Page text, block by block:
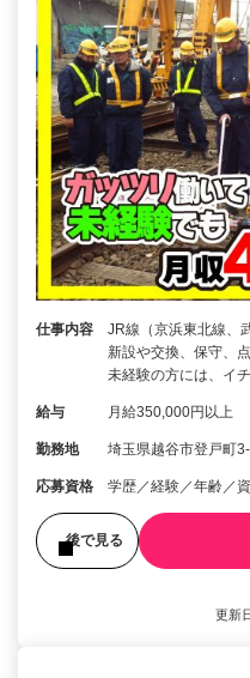
仕事内容
JR線（京浜東北線、
新設や交換、保守、
未経験の方には、イ
給与 月給350,000円以上
勤務地 埼玉県越谷市登戸町
応募資格 学歴／経験／年齢／
後で見る
更新